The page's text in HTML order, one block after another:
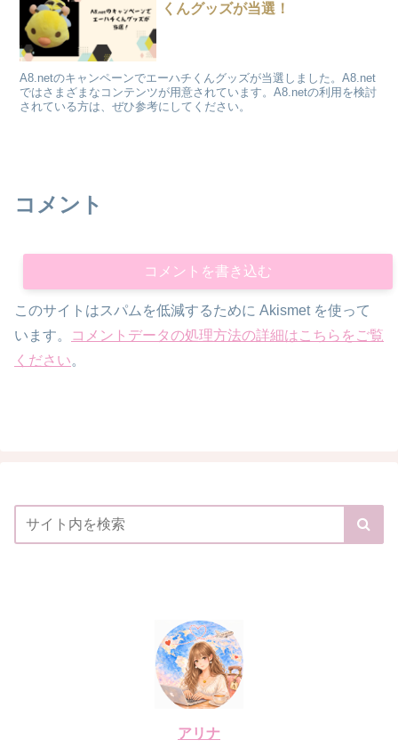
くんグッズが当選！
A8.netのキャンペーンでエーハチくんグッズが当選しました。A8.net
ではさまざまなコンテンツが用意されています。A8.netの利用を検討
されている方は、ぜひ参考にしてください。
コメント
コメントを書き込む
このサイトはスパムを低減するために Akismet を使って
います。
コメントデータの処理方法の詳細はこちらをご覧
ください。
アリナ